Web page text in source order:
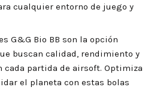
cualquier entorno de juego y
G&G Bio BB son la opción
buscan calidad, rendimiento y
partida de airsoft. Optimiza
el planeta con estas bolas